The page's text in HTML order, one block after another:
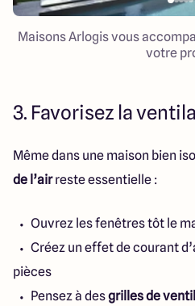
Maisons Arlogis vous
votre
3. Favorisez la
Même dans une maison bien
de l’airreste essentielle :
Ouvrez les fenêtres tôt le
Créez un effet de courant
pièces
Pensez à desgrilles de